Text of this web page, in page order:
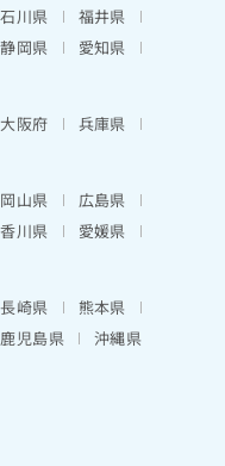
石川県
福井県
静岡県
愛知県
大阪府
兵庫県
岡山県
広島県
香川県
愛媛県
長崎県
熊本県
鹿児島県 沖縄県